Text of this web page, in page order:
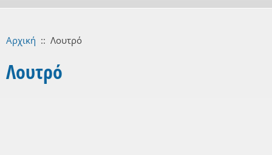
Αρχική :: Λουτρό
Λουτρό